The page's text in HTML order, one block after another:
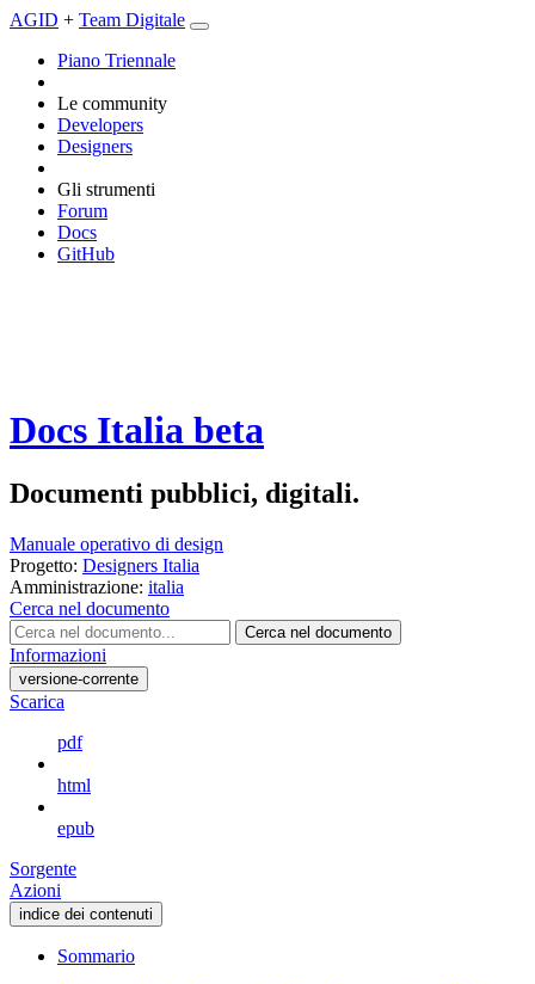
AGID + Team Digitale
Piano Triennale
Le community
Developers
Designers
Gli strumenti
Forum
Docs
GitHub
Docs Italia beta
Documenti pubblici, digitali.
Manuale operativo di design
Progetto: Designers Italia
Amministrazione: italia
Cerca nel documento
Cerca nel documento
Informazioni
versione-corrente
Scarica
pdf
html
epub
Sorgente
Azioni
indice dei contenuti
Sommario